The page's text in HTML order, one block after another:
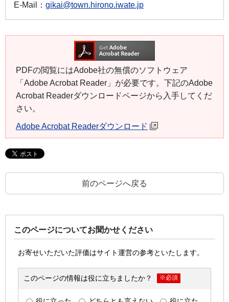
E-Mail： gikai@town.hirono.iwate.jp
PDFの閲覧にはAdobe社の無償のソフトウェア
「Adobe Acrobat Reader」が必要です。下記のAdobe
Acrobat Readerダウンロードページから入手してくだ
さい。
Adobe Acrobat Readerダウンロード
前のページへ戻る
このページについてお聞かせください